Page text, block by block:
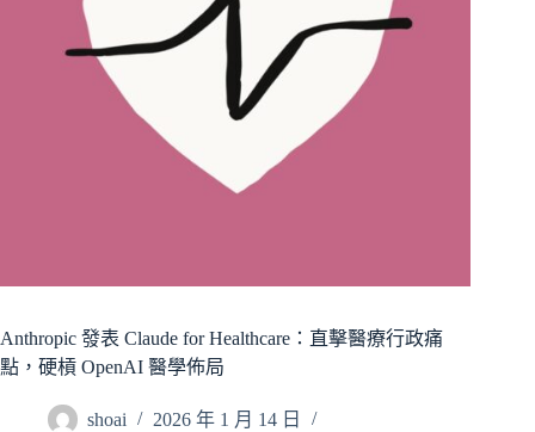
Anthropic 發表 Claude for Healthcare：直擊醫療行政痛
點，硬槓 OpenAI 醫學佈局
shoai
2026 年 1 月 14 日